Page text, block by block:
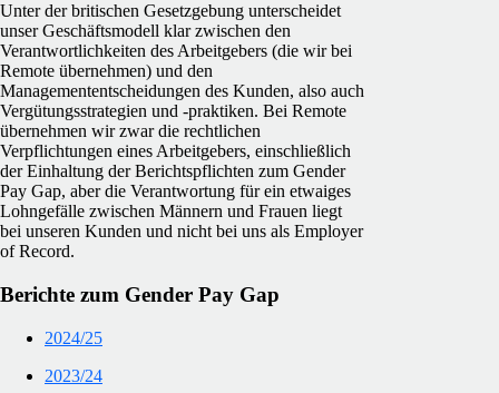
Unter der britischen Gesetzgebung unterscheidet
unser Geschäftsmodell klar zwischen den
Verantwortlichkeiten des Arbeitgebers (die wir bei
Remote übernehmen) und den
Managemententscheidungen des Kunden, also auch
Vergütungsstrategien und -praktiken. Bei Remote
übernehmen wir zwar die rechtlichen
Verpflichtungen eines Arbeitgebers, einschließlich
der Einhaltung der Berichtspflichten zum Gender
Pay Gap, aber die Verantwortung für ein etwaiges
Lohngefälle zwischen Männern und Frauen liegt
bei unseren Kunden und nicht bei uns als Employer
of Record.
Berichte zum Gender Pay Gap
2024/25
2023/24